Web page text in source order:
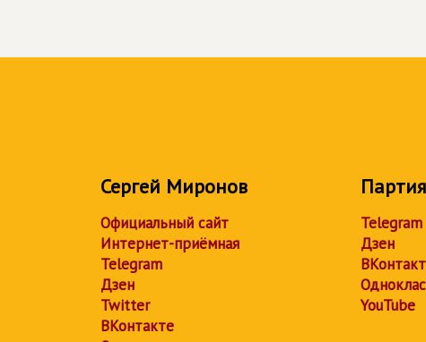
Сергей Миронов
Официальный сайт
Интернет-приёмная
Telegram
Дзен
Twitter
ВКонтакте
Партия
Telegram
Дзен
YouTube